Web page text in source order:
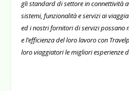
gli standard di settore in connettività
sistemi, funzionalità e servizi ai
ed i nostri fornitori di servizi possano
e l’efficienza del loro lavoro con
loro viaggiatori le migliori esperienze